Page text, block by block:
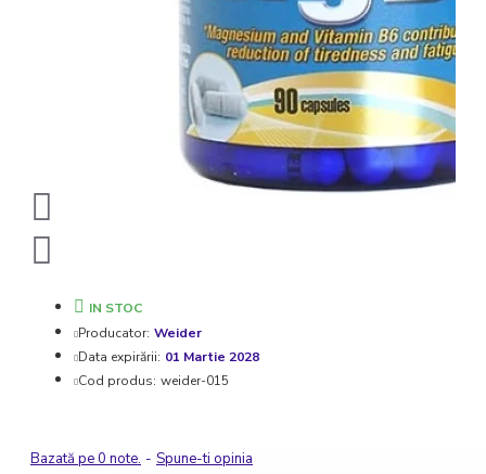
IN STOC
Producator: Weider
Data expirării: 01 Martie 2028
Cod produs: weider-015
Bazată pe 0 note. - Spune-ti opinia